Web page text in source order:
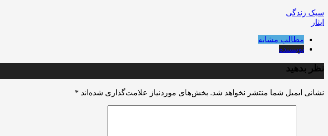
سبک زندگی
ایثار
مطالب مشابه
نویسنده
نظر بدهید
نشانی ایمیل شما منتشر نخواهد شد. بخش‌های موردنیاز علامت‌گذاری شده‌اند *